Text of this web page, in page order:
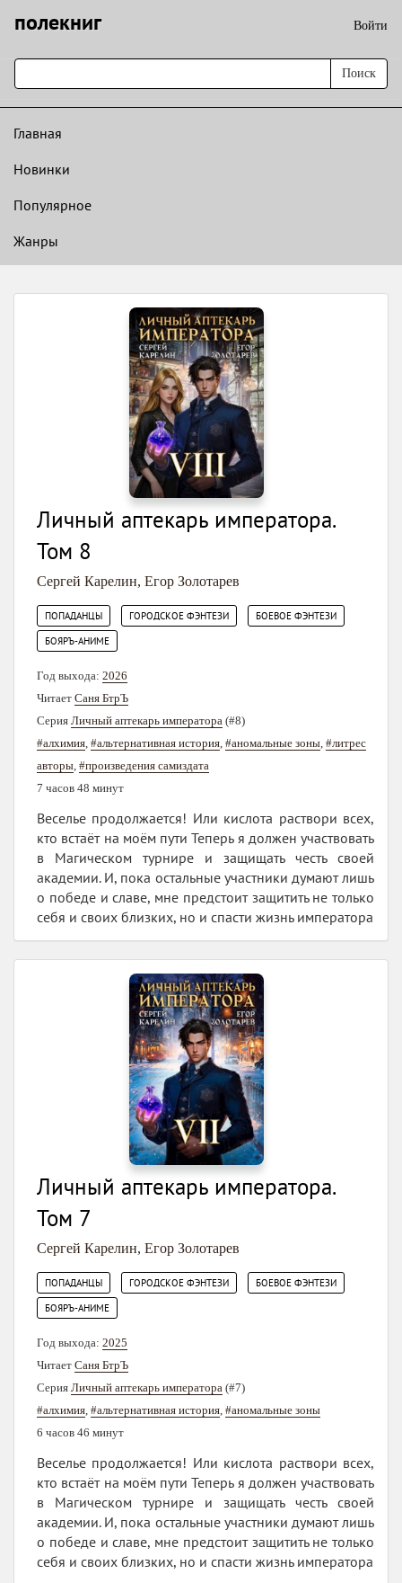
полекниг Войти
Поиск
Главная
Новинки
Популярное
Жанры
Личный аптекарь императора.
Том 8
Сергей Карелин, Егор Золотарев
ПОПАДАНЦЫ ГОРОДСКОЕ ФЭНТЕЗИ БОЕВОЕ ФЭНТЕЗИ
БОЯРЪ-АНИМЕ
Год выхода: 2026
Читает Саня БтрЪ
Серия Личный аптекарь императора (#8)
#алхимия, #альтернативная история, #аномальные зоны, #литрес
авторы, #произведения самиздата
7 часов 48 минут
Веселье продолжается! Или кислота раствори всех,
кто встаёт на моём пути Теперь я должен участвовать
в Магическом турнире и защищать честь своей
академии. И, пока остальные участники думают лишь
о победе и славе, мне предстоит защитить не только
себя и своих близких, но и спасти жизнь императора
Личный аптекарь императора.
Том 7
Сергей Карелин, Егор Золотарев
ПОПАДАНЦЫ ГОРОДСКОЕ ФЭНТЕЗИ БОЕВОЕ ФЭНТЕЗИ
БОЯРЪ-АНИМЕ
Год выхода: 2025
Читает Саня БтрЪ
Серия Личный аптекарь императора (#7)
#алхимия #альтернативная история #аномальные зоны
6 часов 46 минут
Веселье продолжается! Или кислота раствори всех,
кто встаёт на моём пути Теперь я должен участвовать
в Магическом турнире и защищать честь своей
академии. И, пока остальные участники думают лишь
о победе и славе, мне предстоит защитить не только
себя и своих близких, но и спасти жизнь императора